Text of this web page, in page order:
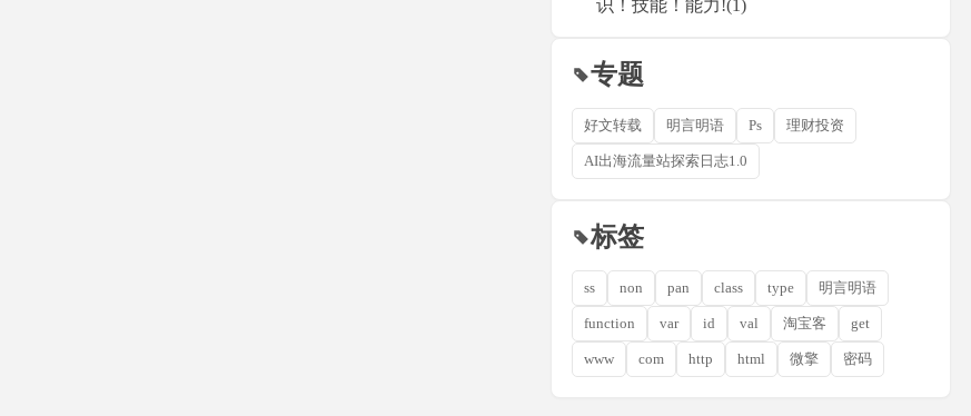
识！技能！能力!(1)
专题
好文转载 明言明语 Ps 理财投资
AI出海流量站探索日志1.0
标签
ss non pan class type 明言明语
function var id val 淘宝客 get
www com http html 微擎 密码